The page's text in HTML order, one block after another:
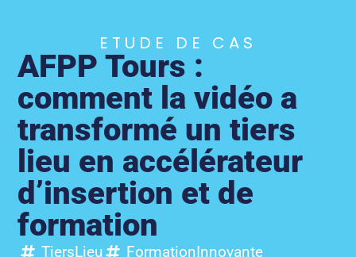
ETUDE DE CAS
AFPP Tours :
comment la vidéo a
transformé un tiers
lieu en accélérateur
d’insertion et de
formation
TiersLieu
FormationInnovante